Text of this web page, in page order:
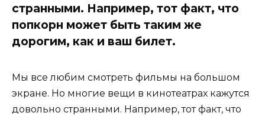
странными. Например, тот факт, что
попкорн может быть таким же
дорогим, как и ваш билет.
Мы все любим смотреть фильмы на большом
экране. Но многие вещи в кинотеатрах кажутся
довольно странными. Например, тот факт, что